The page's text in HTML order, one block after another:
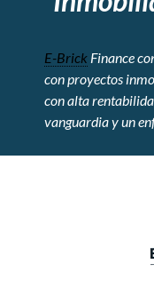
E-Brick Finance
con proyectos
con alta
vanguardia y un